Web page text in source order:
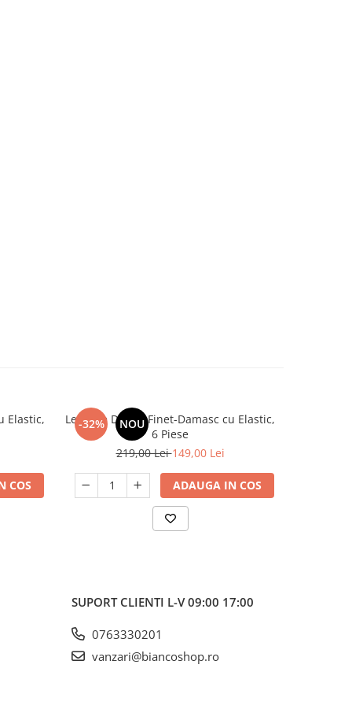
Elastic,
COS
-32% NOU
Lenjerie De Pat Finet-Damasc cu Elastic,
6 Piese
219,00 Lei149,00 Lei
ADAUGA IN COS
SUPORT CLIENTI L-V 09:00 17:00
0763330201
vanzari@biancoshop.ro